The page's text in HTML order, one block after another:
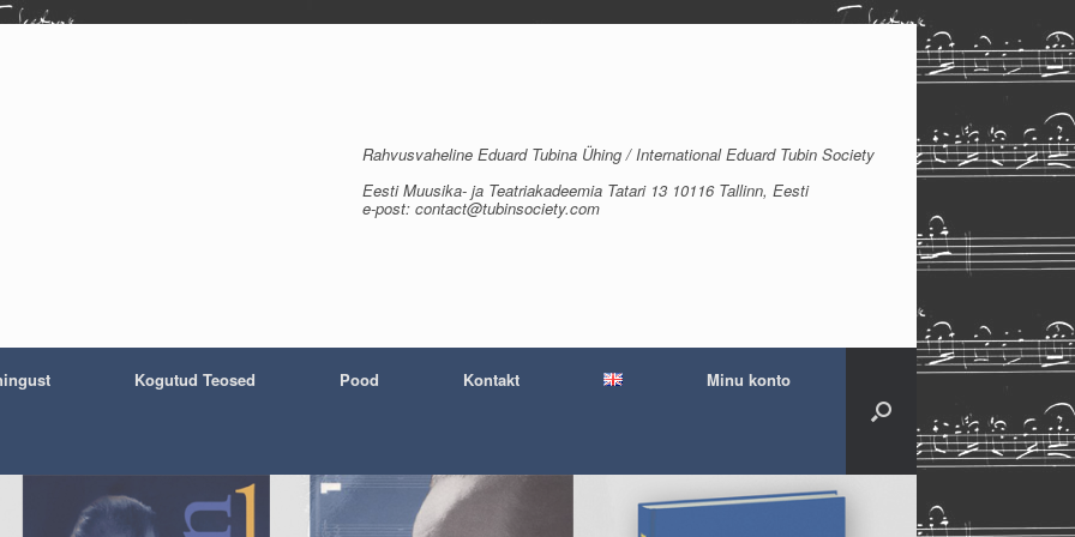
Rahvusvaheline Eduard Tubina Ühing / International Eduard Tubin Society
Eesti Muusika- ja Teatriakadeemia Tatari 13 10116 Tallinn, Eesti
e-post: contact@tubinsociety.com
Kogutud Teosed Pood Kontakt Minu konto